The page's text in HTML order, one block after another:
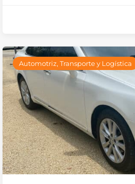
Automotriz, Transporte y Logística